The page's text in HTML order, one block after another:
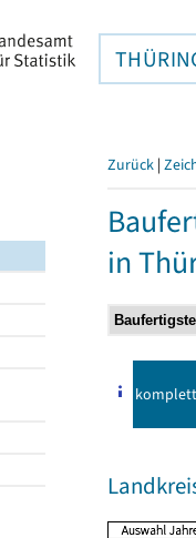
Zurück |
in
komplett